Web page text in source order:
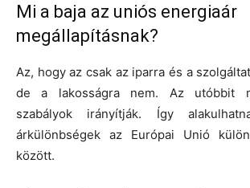
Mi a baja az uniós energiaár
megállapításnak?
Az, hogy az csak az iparra és a
de a lakosságra nem. Az utóbbit
szabályok irányítják. Így
árkülönbségek az Európai Unió
között.